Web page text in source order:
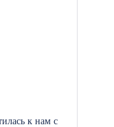
к нам с